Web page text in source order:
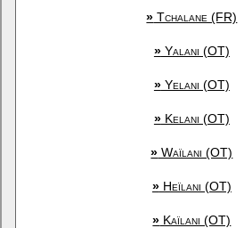
» Tchalane (FR)
»Yalani (OT)
»Yelani (OT)
»Kelani (OT)
» Waïlani (OT)
»Heïlani (OT)
» Kaïlani (OT)